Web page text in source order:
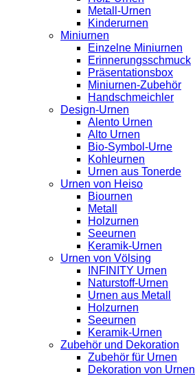
Metall-Urnen
Kinderurnen
Miniurnen
Einzelne Miniurnen
Erinnerungsschmuck
Präsentationsbox
Miniurnen-Zubehör
Handschmeichler
Design-Urnen
Alento Urnen
Alto Urnen
Bio-Symbol-Urne
Kohleurnen
Urnen aus Tonerde
Urnen von Heiso
Biournen
Metall
Holzurnen
Seeurnen
Keramik-Urnen
Urnen von Völsing
INFINITY Urnen
Naturstoff-Urnen
Urnen aus Metall
Holzurnen
Seeurnen
Keramik-Urnen
Zubehör und Dekoration
Zubehör für Urnen
Dekoration von Urnen